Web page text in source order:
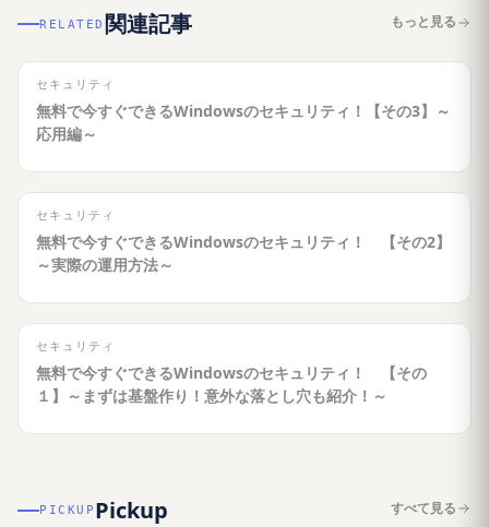
RELATED 関連記事 もっと見る
セキュリティ
無料で今すぐできるWindowsのセキュリティ！【その3】～
応用編～
セキュリティ
無料で今すぐできるWindowsのセキュリティ！ 【その2】
～実際の運用方法～
セキュリティ
無料で今すぐできるWindowsのセキュリティ！ 【その
１】～まずは基盤作り！意外な落とし穴も紹介！～
PICKUP Pickup すべて見る